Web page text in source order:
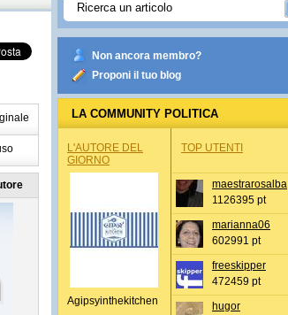
Non ancora membro?
Proponi il tuo blog
LA COMMUNITY POLITICA
L'AUTORE DEL
GIORNO
Agipsyinthekitchen
TOP UTENTI
maestrarosalba
1126395 pt
marianna06
602991 pt
freeskipper
472459 pt
hugor